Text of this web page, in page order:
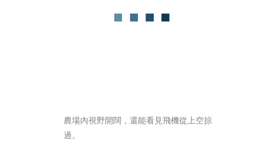
農場內視野開闊，還能看見飛機從上空掠
過。